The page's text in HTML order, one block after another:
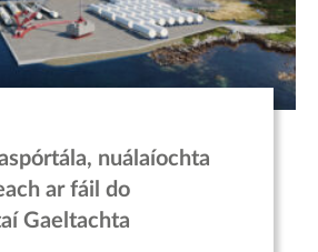
nuálaíochta
ar fáil do
Gaeltachta